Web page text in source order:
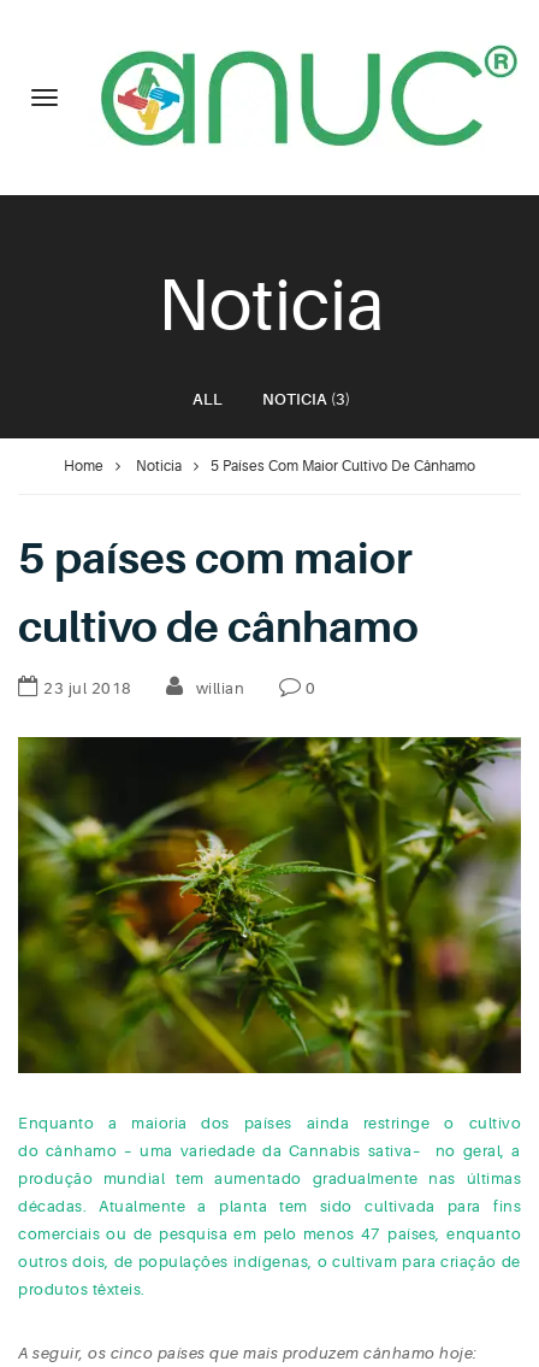
Noticia
ALL NOTICIA (3)
Home Noticia 5 Países Com Maior Cultivo De Cânhamo
5 países com maior
cultivo de cânhamo
23 jul 2018 willian 0
Enquanto a maioria dos países ainda restringe o cultivo
do cânhamo – uma variedade da Cannabis sativa– no geral, a
produção mundial tem aumentado gradualmente nas últimas
décadas. Atualmente a planta tem sido cultivada para fins
comerciais ou de pesquisa em pelo menos 47 países, enquanto
outros dois, de populações indígenas, o cultivam para criação de
produtos têxteis.
A seguir, os cinco países que mais produzem cânhamo hoje: